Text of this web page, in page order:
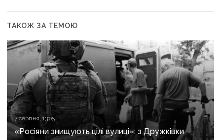
ТАКОЖ ЗА ТЕМОЮ
7 серпня, 13:05
«Росіяни знищують цілі вулиці»: з Дружківки